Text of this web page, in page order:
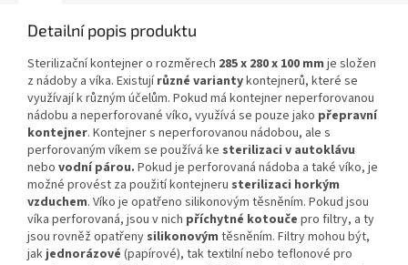
Detailní popis produktu
Sterilizační kontejner o rozměrech 285 x 280 x 100 mm je složen
z nádoby a víka. Existujírůzné variantykontejnerů, které se
využívají k různým účelům. Pokud má kontejner neperforovanou
nádobu a neperforované víko, využívá se pouze jako přepravní
kontejner. Kontejner s neperforovanou nádobou, ale s
perforovaným víkem se používá ke sterilizaci v autoklávu
nebo vodní párou. Pokud je perforovaná nádoba a také víko, je
možné provést za použití kontejneru sterilizaci horkým
vzduchem. Víko je opatřeno silikonovým těsněním. Pokud jsou
víka perforovaná, jsou v nich příchytné kotouče pro filtry, a ty
jsou rovněž opatřeny silikonovým těsněním. Filtry mohou být,
jakjednorázové (papírové), tak textilní nebo teflonové pro